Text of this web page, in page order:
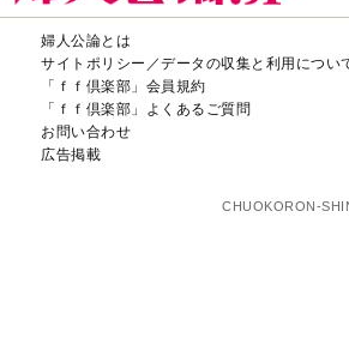
婦人公論とは
サイトポリシー／データの収集と利用につい
「ｆｆ倶楽部」会員規約
「ｆｆ倶楽部」よくあるご質問
お問い合わせ
広告掲載
CHUOKORON-